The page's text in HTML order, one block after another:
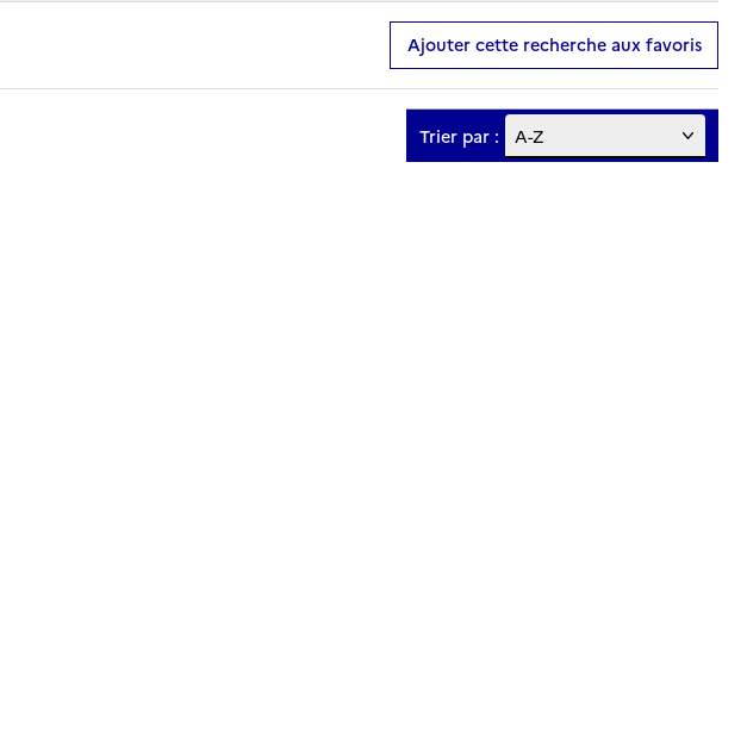
Ajouter cette recherche aux favoris
Trier par :